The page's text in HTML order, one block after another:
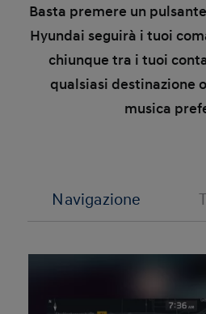
Basta premere un
Hyundai seguirà i tuoi
chiunque tra i tuoi
qualsiasi destinazione
musica
Navigazione